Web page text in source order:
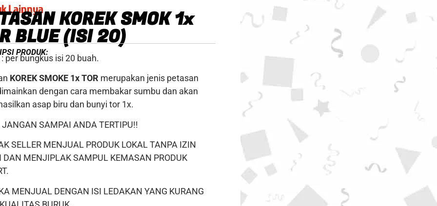
Lainnya KOREK SMOK 1x
BLUE (ISI 20)
PRODUK:
per bungkus isi 20 buah.
KOREK SMOKE 1x TOR merupakan jenis petasan
dengan cara membakar sumbu dan akan
asap biru dan bunyi tor 1x.
JANGAN SAMPAI ANDA TERTIPU!!
SELLER MENJUAL PRODUK LOKAL TANPA IZIN
DAN MENJIPLAK SAMPUL KEMASAN PRODUK
MENJUAL DENGAN ISI LEDAKAN YANG KURANG